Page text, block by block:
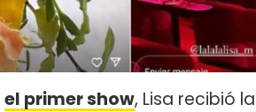
el primer show, Lisa recibió